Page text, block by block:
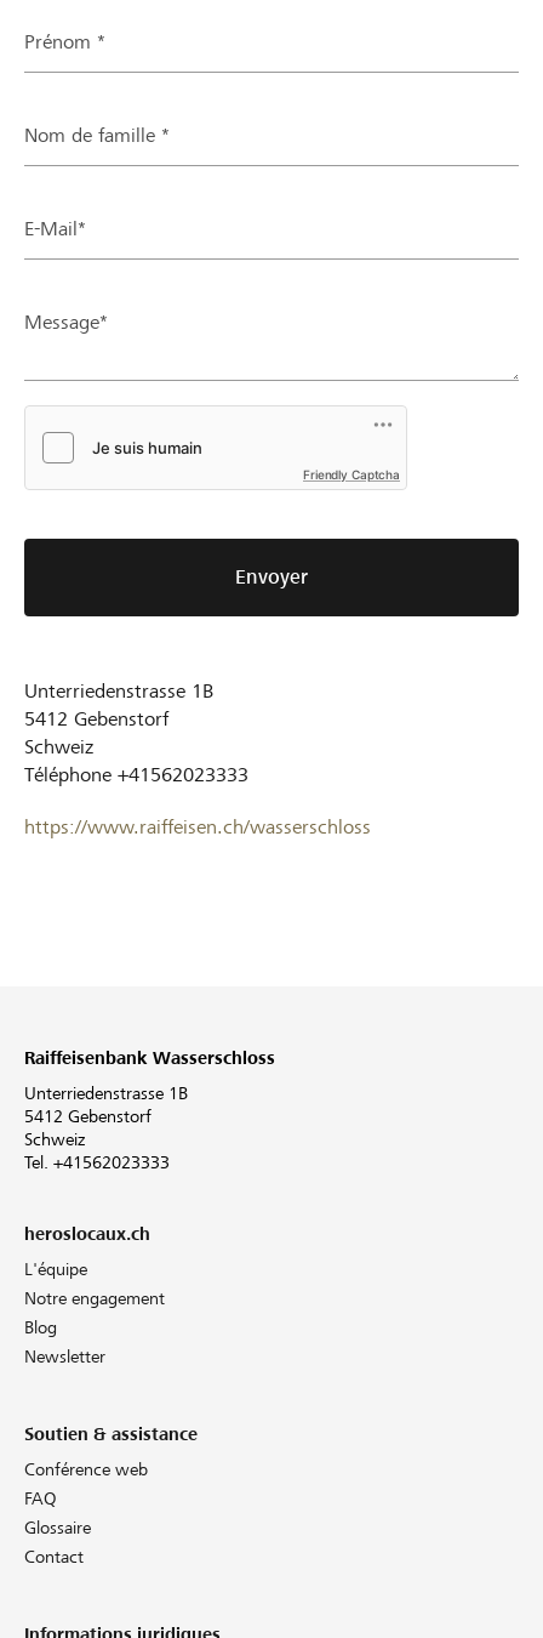
Prénom *
Nom de famille *
E-Mail*
Message*
Friendly Captcha
Envoyer
Unterriedenstrasse 1B
5412 Gebenstorf
Schweiz
Téléphone +41562023333
https://www.raiffeisen.ch/wasserschloss
Raiffeisenbank Wasserschloss
Unterriedenstrasse 1B
5412 Gebenstorf
Schweiz
Tel. +41562023333
heroslocaux.ch
L'équipe
Notre engagement
Blog
Newsletter
Soutien & assistance
Conférence web
FAQ
Glossaire
Contact
Informations juridiques